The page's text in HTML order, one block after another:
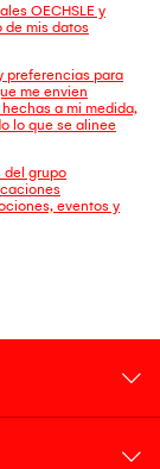
OECHSLE y
de mis datos
preferencias para
me envien
a mi medida,
lo que se alinee
del grupo
eventos y